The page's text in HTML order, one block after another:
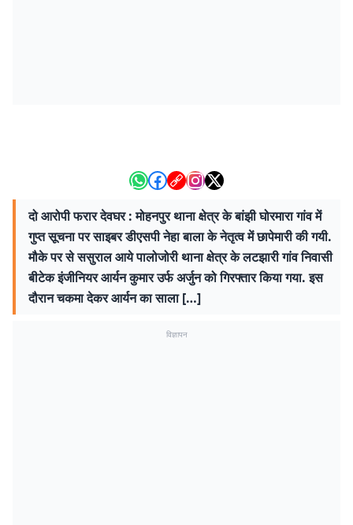
दो आरोपी फरार देवघर : मोहनपुर थाना क्षेत्र के बांझी घोरमारा गांव में
गुप्त सूचना पर साइबर डीएसपी नेहा बाला के नेतृत्व में छापेमारी की गयी.
मौके पर से ससुराल आये पालोजोरी थाना क्षेत्र के लटझारी गांव निवासी
बीटेक इंजीनियर आर्यन कुमार उर्फ अर्जुन को गिरफ्तार किया गया. इस
दौरान चकमा देकर आर्यन का साला […]
विज्ञापन